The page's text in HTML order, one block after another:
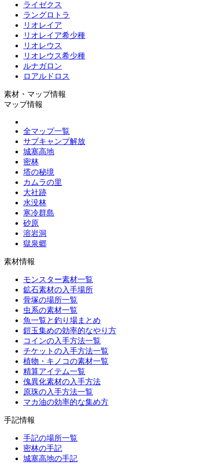
ライゼクス
ラングロトラ
リオレイア
リオレイア希少種
リオレウス
リオレウス希少種
ルナガロン
ロアルドロス
素材・マップ情報
マップ情報
全マップ一覧
サブキャンプ解放
城塞高地
密林
塔の秘境
カムラの里
大社跡
水没林
寒冷群島
砂原
溶岩洞
獄泉郷
素材情報
モンスター素材一覧
鉱石素材の入手場所
骨塚の場所一覧
虫系の素材一覧
魚一覧と釣り場まとめ
鎧玉集めの効率的なやり方
コインの入手方法一覧
チケットの入手方法一覧
植物・キノコの素材一覧
精算アイテム一覧
傀異化素材の入手方法
原珠の入手方法一覧
マカ油の効率的な集め方
手記情報
手記の場所一覧
密林の手記
城塞高地の手記